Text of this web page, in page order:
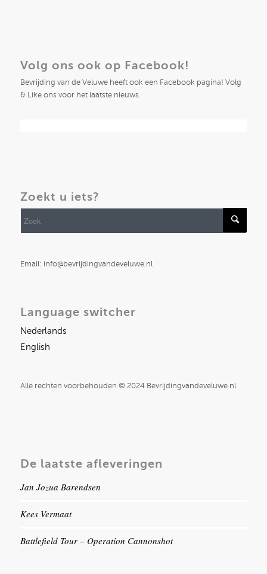
Volg ons ook op Facebook!
Bevrijding van de Veluwe heeft ook een Facebook pagina! Volg
& Like ons voor het laatste nieuws.
Zoekt u iets?
Email: info@bevrijdingvandeveluwe.nl
Language switcher
Nederlands
English
Alle rechten voorbehouden © 2024 Bevrijdingvandeveluwe.nl
De laatste afleveringen
Jan Jozua Barendsen
Kees Vermaat
Battlefield Tour – Operation Cannonshot